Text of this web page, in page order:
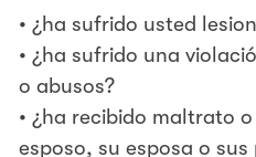
• ¿ha sufrido usted
• ¿ha sufrido una
o abusos?
• ¿ha recibido maltrato
esposo, su esposa o sus